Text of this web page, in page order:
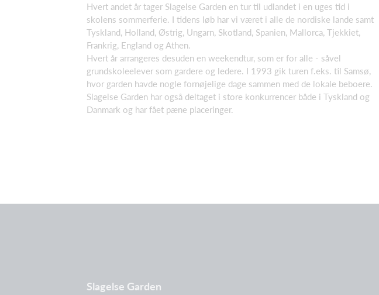
Hvert andet år tager Slagelse Garden en tur til udlandet i en uges tid i
skolens sommerferie. I tidens løb har vi været i alle de nordiske lande samt
Tyskland, Holland, Østrig, Ungarn, Skotland, Spanien, Mallorca, Tjekkiet,
Frankrig, England og Athen.
Hvert år arrangeres desuden en weekendtur, som er for alle - såvel
grundskoleelever som gardere og ledere. I 1993 gik turen f.eks. til Samsø,
hvor garden havde nogle fornøjelige dage sammen med de lokale beboere.
Slagelse Garden har også deltaget i store konkurrencer både i Tyskland og
Danmark og har fået pæne placeringer.
Slagelse Garden